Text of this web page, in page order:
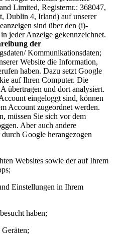
Limited, Registernr.: 368047,
Dublin 4, Irland) auf unserer
sind über den (i)-
jeder Anzeige gekennzeichnet.
der
Kommunikationsdaten;
Website die Information,
haben. Dazu setzt Google
auf Ihren Computer. Die
übertragen und dort analysiert.
eingeloggt sind, können
Account zugeordnet werden.
müssen Sie sich vor dem
Aber auch andere
Google herangezogen
Websites sowie der auf Ihrem
Einstellungen in Ihrem
haben;